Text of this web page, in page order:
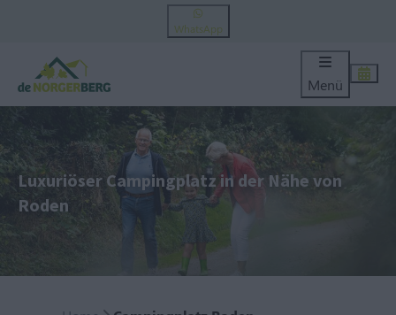
WhatsApp
Menü
Luxuriöser Campingplatz in der Nähe von
Roden